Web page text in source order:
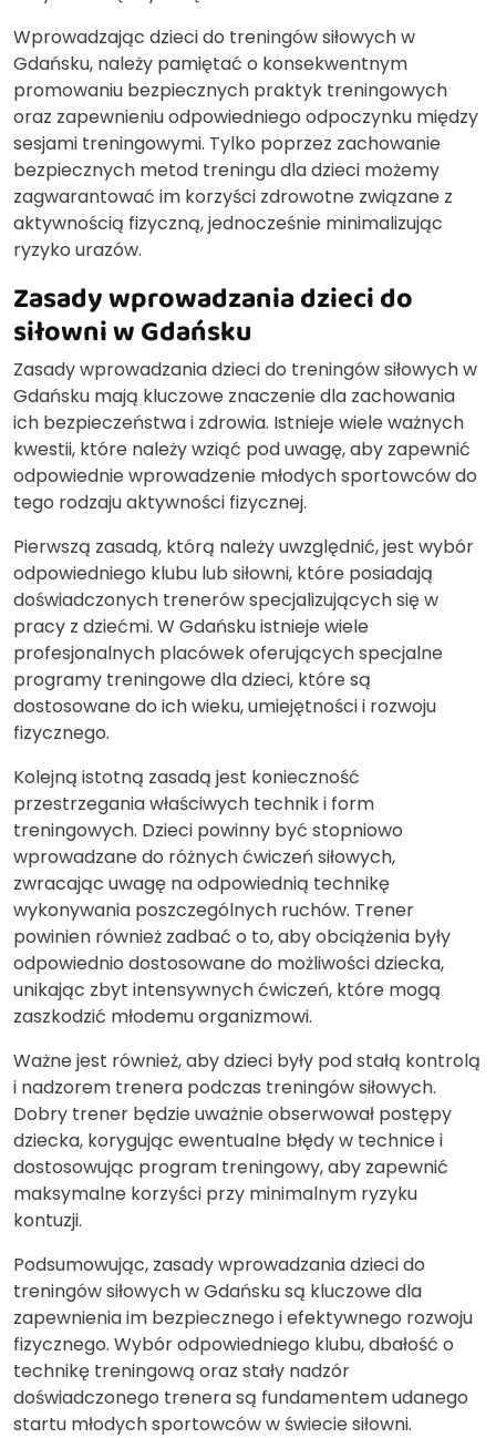
Wprowadzając dzieci do treningów siłowych w
Gdańsku, należy pamiętać o konsekwentnym
promowaniu bezpiecznych praktyk treningowych
oraz zapewnieniu odpowiedniego odpoczynku między
sesjami treningowymi. Tylko poprzez zachowanie
bezpiecznych metod treningu dla dzieci możemy
zagwarantować im korzyści zdrowotne związane z
aktywnością fizyczną, jednocześnie minimalizując
ryzyko urazów.
Zasady wprowadzania dzieci do
siłowni w Gdańsku
Zasady wprowadzania dzieci do treningów siłowych w
Gdańsku mają kluczowe znaczenie dla zachowania
ich bezpieczeństwa i zdrowia. Istnieje wiele ważnych
kwestii, które należy wziąć pod uwagę, aby zapewnić
odpowiednie wprowadzenie młodych sportowców do
tego rodzaju aktywności fizycznej.
Pierwszą zasadą, którą należy uwzględnić, jest wybór
odpowiedniego klubu lub siłowni, które posiadają
doświadczonych trenerów specjalizujących się w
pracy z dziećmi. W Gdańsku istnieje wiele
profesjonalnych placówek oferujących specjalne
programy treningowe dla dzieci, które są
dostosowane do ich wieku, umiejętności i rozwoju
fizycznego.
Kolejną istotną zasadą jest konieczność
przestrzegania właściwych technik i form
treningowych. Dzieci powinny być stopniowo
wprowadzane do różnych ćwiczeń siłowych,
zwracając uwagę na odpowiednią technikę
wykonywania poszczególnych ruchów. Trener
powinien również zadbać o to, aby obciążenia były
odpowiednio dostosowane do możliwości dziecka,
unikając zbyt intensywnych ćwiczeń, które mogą
zaszkodzić młodemu organizmowi.
Ważne jest również, aby dzieci były pod stałą kontrolą
i nadzorem trenera podczas treningów siłowych.
Dobry trener będzie uważnie obserwował postępy
dziecka, korygując ewentualne błędy w technice i
dostosowując program treningowy, aby zapewnić
maksymalne korzyści przy minimalnym ryzyku
kontuzji.
Podsumowując, zasady wprowadzania dzieci do
treningów siłowych w Gdańsku są kluczowe dla
zapewnienia im bezpiecznego i efektywnego rozwoju
fizycznego. Wybór odpowiedniego klubu, dbałość o
technikę treningową oraz stały nadzór
doświadczonego trenera są fundamentem udanego
startu młodych sportowców w świecie siłowni.